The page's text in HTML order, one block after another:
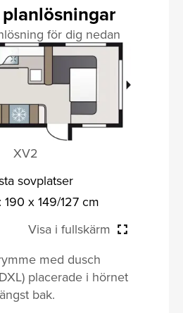
för dig nedan
XV2
sovplatser
190 x 149/127 cm
Visa i fullskärm
med dusch
placerade i hörnet
bak.